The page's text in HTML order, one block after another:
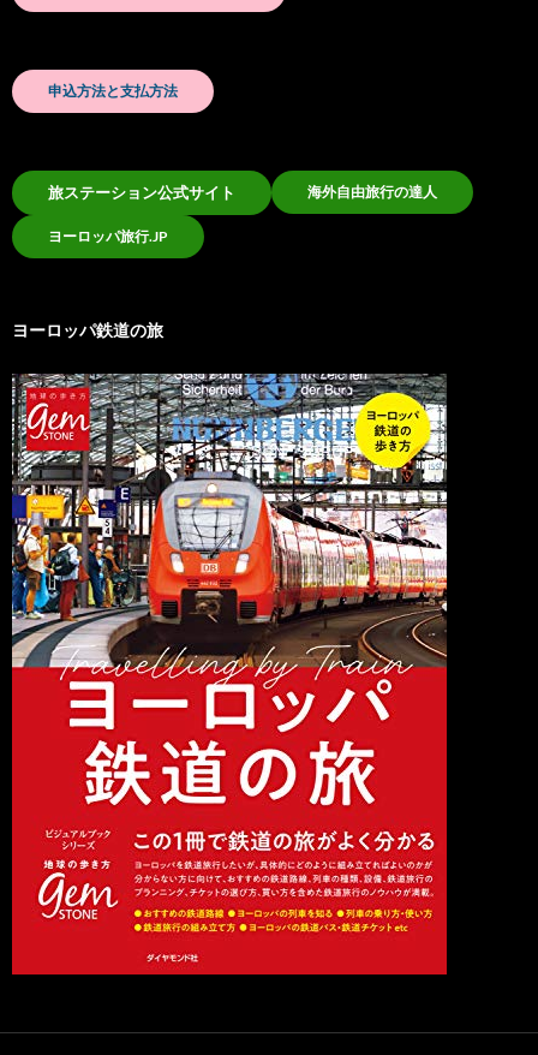
申込方法と支払方法
旅ステーション公式サイト 海外自由旅行の達人
ヨーロッパ旅行.JP
ヨーロッパ鉄道の旅